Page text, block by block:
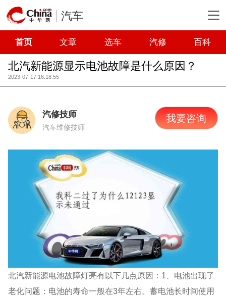
汽车
首页 文章 选车 汽修 百科
北汽新能源显示电池故障是什么原因？
2023-07-17 16:18:55
汽修技师
汽车维修技师
我要咨询
北汽新能源电池故障灯亮有以下几点原因：1、电池出现了
老化问题：电池的寿命一般在3年左右。蓄电池长时间使用